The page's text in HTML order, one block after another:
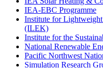
IEA-EBC Programme
Institute for
(ILEK)
Institute for the
National Renewable
Pacific Northwest
Simulation Research